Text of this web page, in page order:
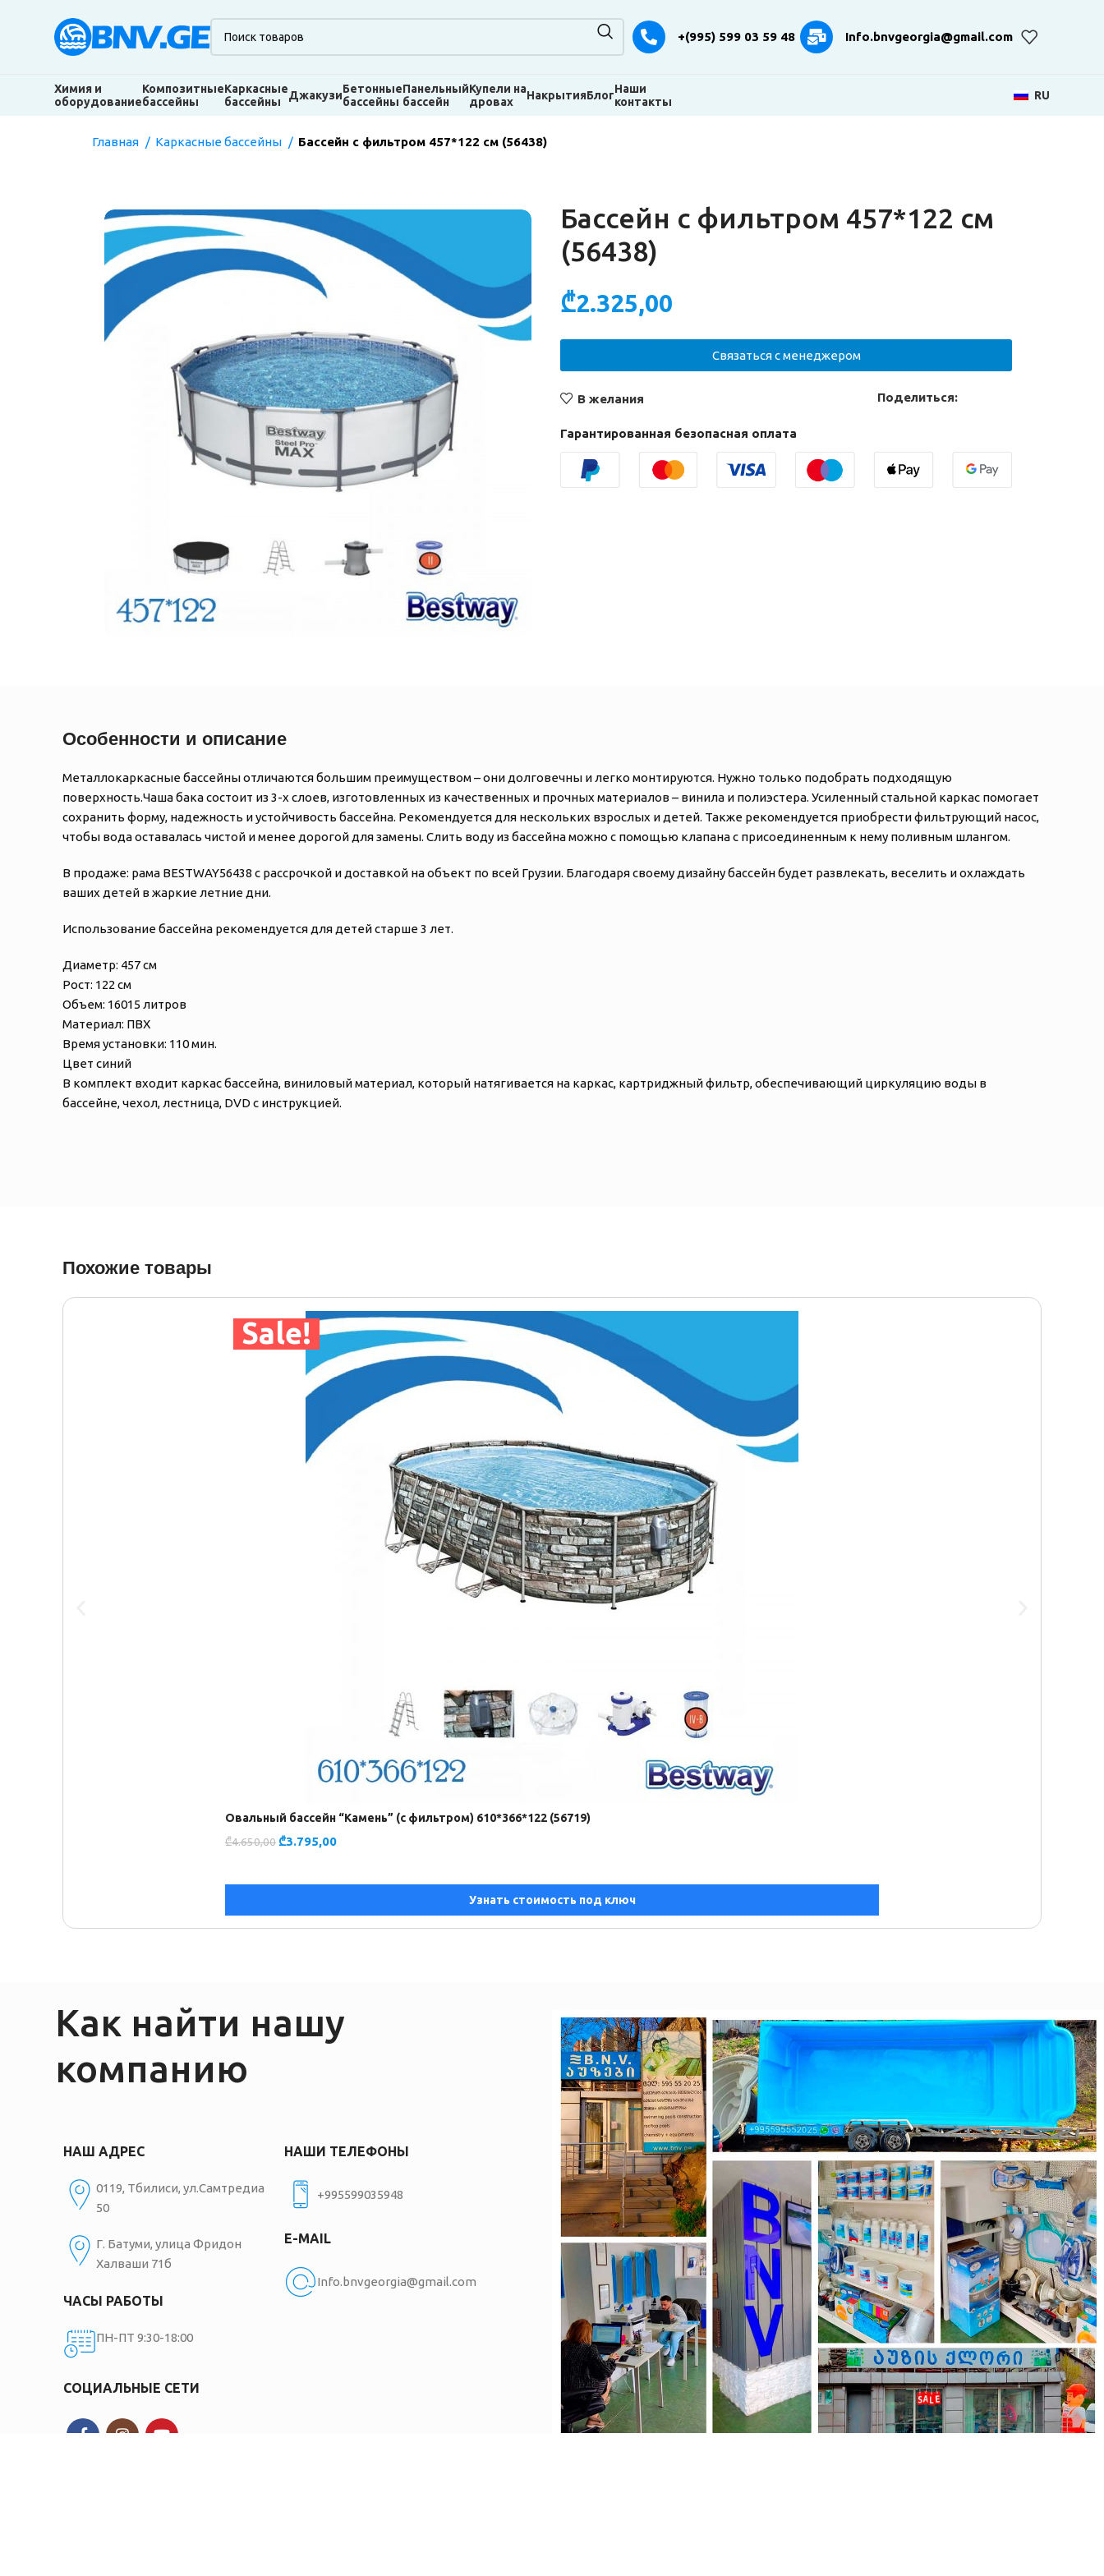
+(995) 599 03 59 48 Info.bnvgeorgia@gmail.com
Химия и
оборудование
Композитные
бассейны
Каркасные
бассейны
ДжакузиБетонные
бассейны
Панельный
бассейн
Купели на
дровах
НакрытияБлогНаши
контакты
RU
Главная Каркасные бассейны Бассейн с фильтром 457*122 см (56438)
Бассейн с фильтром 457*122 см
(56438)
₾2.325,00
Связаться с менеджером
В желания Поделиться:
Гарантированная безопасная оплата
Особенности и описание
Металлокаркасные бассейны отличаются большим преимуществом – они долговечны и легко монтируются. Нужно только подобрать подходящую
поверхность.Чаша бака состоит из 3-х слоев, изготовленных из качественных и прочных материалов – винила и полиэстера. Усиленный стальной каркас помогает
сохранить форму, надежность и устойчивость бассейна. Рекомендуется для нескольких взрослых и детей. Также рекомендуется приобрести фильтрующий насос,
чтобы вода оставалась чистой и менее дорогой для замены. Слить воду из бассейна можно с помощью клапана с присоединенным к нему поливным шлангом.
В продаже: рама BESTWAY56438 с рассрочкой и доставкой на объект по всей Грузии. Благодаря своему дизайну бассейн будет развлекать, веселить и охлаждать
ваших детей в жаркие летние дни.
Использование бассейна рекомендуется для детей старше 3 лет.
Диаметр: 457 см
Рост: 122 см
Объем: 16015 литров
Материал: ПВХ
Время установки: 110 мин.
Цвет синий
В комплект входит каркас бассейна, виниловый материал, который натягивается на каркас, картриджный фильтр, обеспечивающий циркуляцию воды в
бассейне, чехол, лестница, DVD с инструкцией.
Похожие товары
Sale!
Овальный бассейн “Камень” (с фильтром) 610*366*122 (56719)
₾4.650,00₾3.795,00
Узнать стоимость под ключ
Как найти нашу
компанию
НАШ АДРЕС
0119, Тбилиси, ул.Самтредиа
50
Г. Батуми, улица Фридон
Халваши 71б
ЧАСЫ РАБОТЫ
ПН-ПТ 9:30-18:00
НАШИ ТЕЛЕФОНЫ
+995599035948
E-MAIL
Info.bnvgeorgia@gmail.com
СОЦИАЛЬНЫЕ СЕТИ